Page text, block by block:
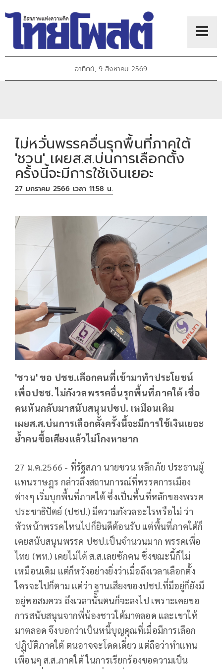
อาทิตย์, 9 สิงหาคม 2569
ไม่หวั่นพรรคอื่นรุกพื้นที่ภาคใต้
'ชวน' เผยส.ส.บ่นการเลือกตั้ง
ครั้งนี้จะมีการใช้เงินเยอะ
27 มกราคม 2566 เวลา 11:58 น.
'ชวน' ขอ ปชช.เลือกคนที่เข้ามาทำประโยชน์
เพื่อปชช. ไม่กังวลพรรคอื่นรุกพื้นที่ภาคใต้ เชื่อ
คนหันกลับมาสนับสนุนปชป. เหมือนเดิม
เผยส.ส.บ่นการเลือกตั้งครั้งนี้จะมีการใช้เงินเยอะ
ย้ำคนซื้อเสียงแล้วไม่โกงหายาก
27 ม.ค.2566 - ที่รัฐสภา นายชวน หลีกภัย ประธานผู้
แทนราษฎร กล่าวถึงสถานการณ์ที่พรรคการเมือง
ต่างๆ เริ่มบุกพื้นที่ภาคใต้ ซึ่งเป็นพื้นที่หลักของพรรค
ประชาธิปัตย์ (ปชป.) มีความกังวลอะไรหรือไม่ ว่า
หัวหน้าพรรคไหนไปก็ยินดีต้อนรับ แต่พื้นที่ภาคใต้ก็
เคยสนับสนุนพรรค ปชป.เป็นจำนวนมาก พรรคเพื่อ
ไทย (พท.) เคยไม่ได้ ส.ส.เลยซักคน ซึ่งขณะนี้ก็ไม่
เหมือนเดิม แต่ก็หวังอย่างยิ่งว่าเมื่อถึงเวลาเลือกตั้ง
ใครจะไปก็ตาม แต่ว่า ฐานเสียงของปชป.ที่มีอยู่ก็ยังมี
อยู่พอสมควร ถึงเวลานั้นตนก็จะลงไป เพราะเคยขอ
การสนับสนุนจากพี่น้องชาวใต้มาตลอด และเขาให้
มาตลอด จึงบอกว่าเป็นหนี้บุญคุณที่เมื่อมีการเลือก
ปฏิบัติภาคใต้ ตนอาจจะโดดเดี่ยว แต่ถือว่าทำแทน
เพื่อนๆ ส.ส.ภาคใต้ ในการเรียกร้องขอความเป็น